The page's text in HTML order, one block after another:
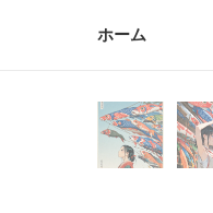
ホーム